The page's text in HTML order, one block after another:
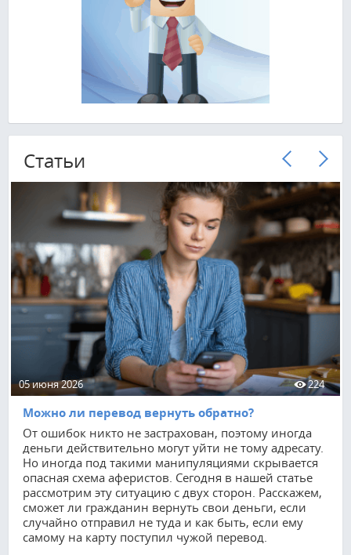
Cтатьи
05 июня 2026 224
Можно ли перевод вернуть обратно?
От ошибок никто не застрахован, поэтому иногда
деньги действительно могут уйти не тому адресату.
Но иногда под такими манипуляциями скрывается
опасная схема аферистов. Сегодня в нашей статье
рассмотрим эту ситуацию с двух сторон. Расскажем,
сможет ли гражданин вернуть свои деньги, если
случайно отправил не туда и как быть, если ему
самому на карту поступил чужой перевод.